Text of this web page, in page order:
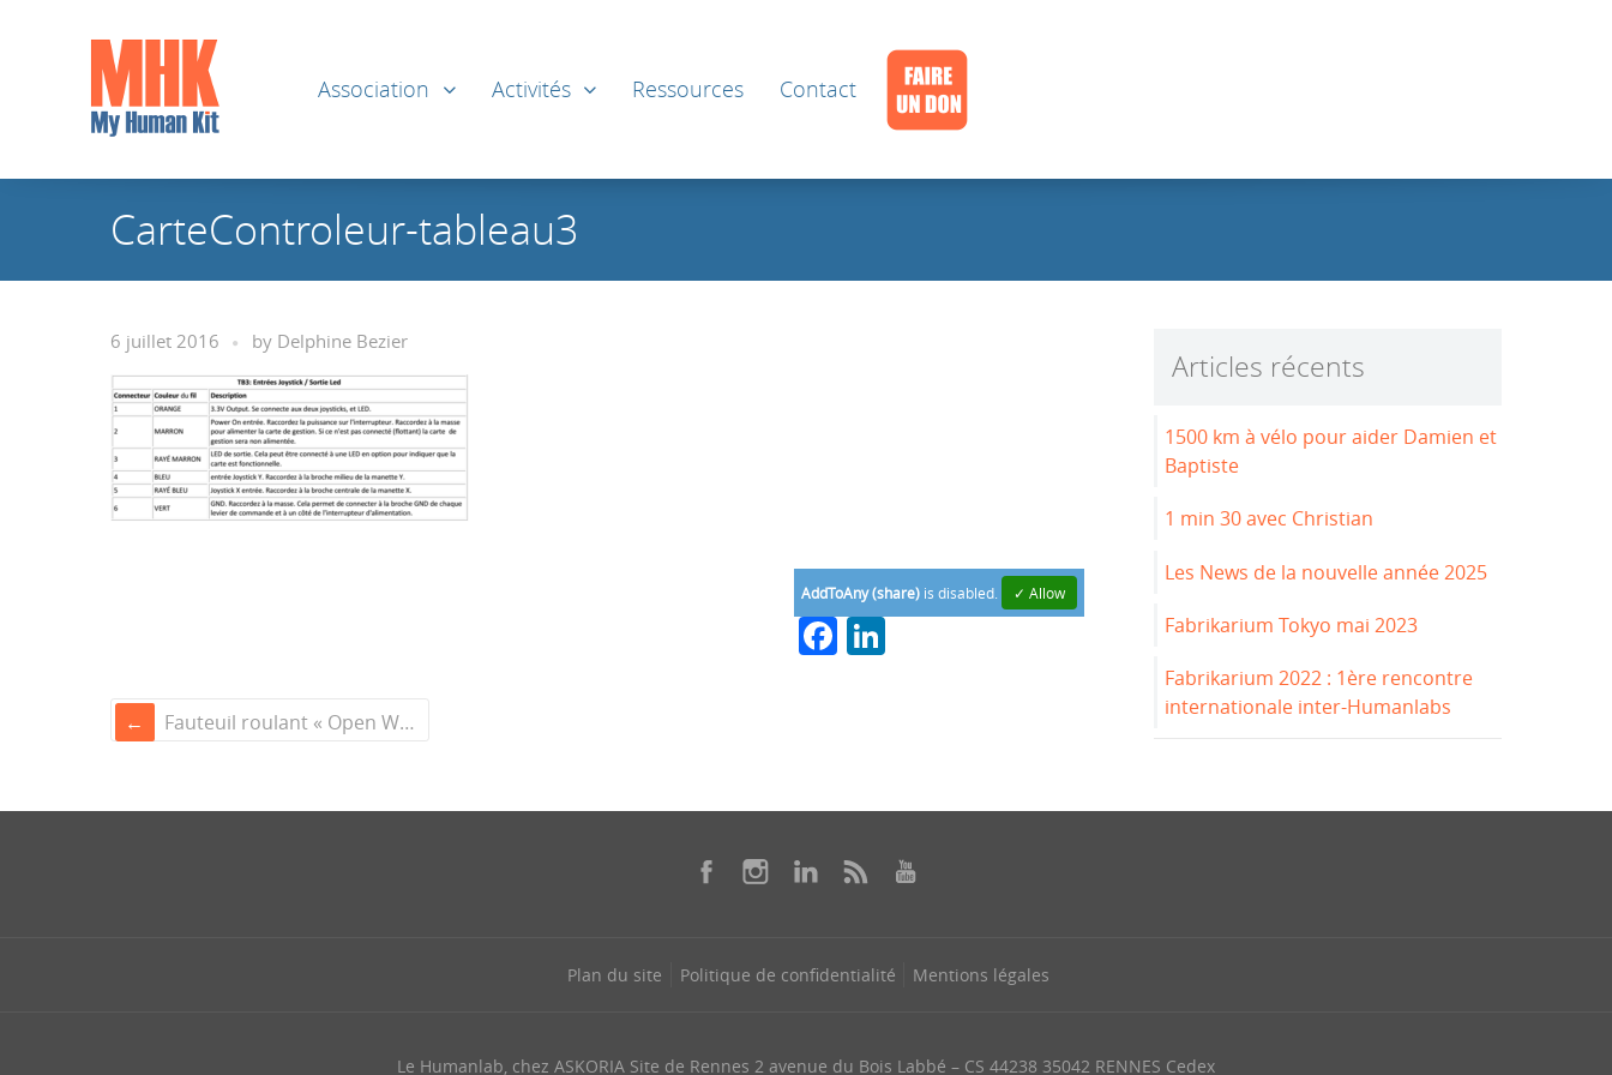
Association Activités Ressources Contact
CarteControleur-tableau3
6 juillet 2016 by Delphine Bezier
AddToAny (share) is disabled. ✓ Allow
Facebook
Fauteuil roulant « Open Wheelchair »
Articles récents
1500 km à vélo pour aider Damien et
Baptiste
1 min 30 avec Christian
Les News de la nouvelle année 2025
Fabrikarium Tokyo mai 2023
Fabrikarium 2022 : 1ère rencontre
internationale inter-Humanlabs
Plan du site Politique de confidentialité Mentions légales
Le Humanlab, chez ASKORIA Site de Rennes 2 avenue du Bois Labbé – CS 44238 35042 RENNES Cedex